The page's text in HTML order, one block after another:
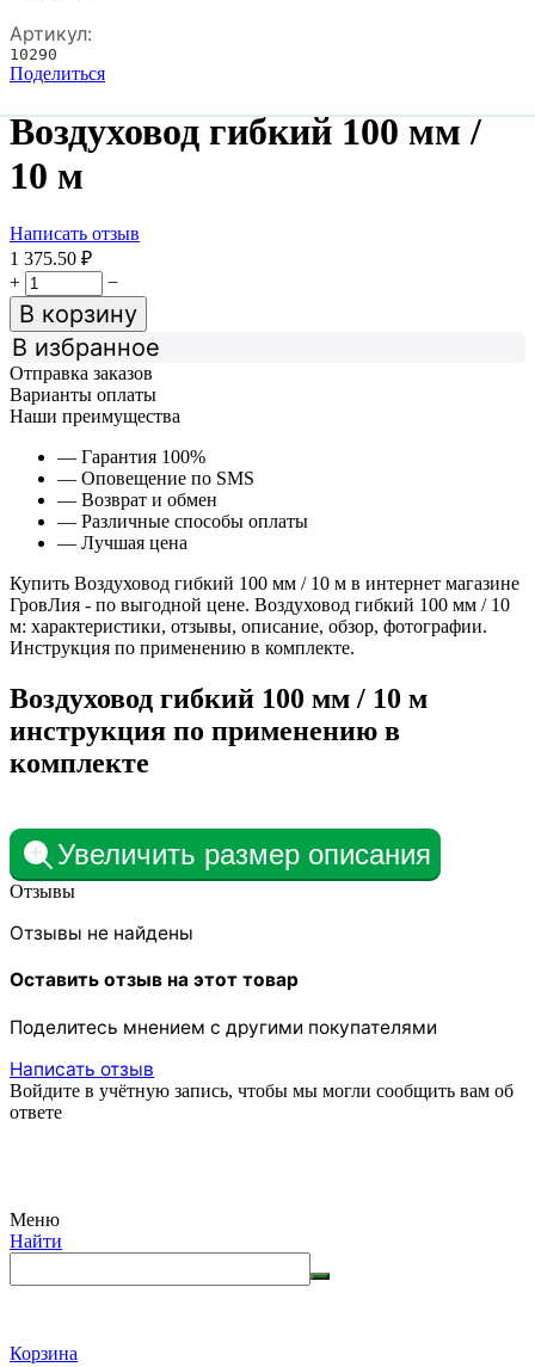
Артикул:
10290
Поделиться
Воздуховод гибкий 100 мм /
10 м
Написать отзыв
1 375.50 ₽
+
−
В корзину
В избранное
Отправка заказов
Варианты оплаты
Наши преимущества
— Гарантия 100%
— Оповещение по SMS
— Возврат и обмен
— Различные способы оплаты
— Лучшая цена
Купить Воздуховод гибкий 100 мм / 10 м в интернет магазине
ГровЛия - по выгодной цене. Воздуховод гибкий 100 мм / 10
м: характеристики, отзывы, описание, обзор, фотографии.
Инструкция по применению в комплекте.
Воздуховод гибкий 100 мм / 10 м
инструкция по применению в
комплекте
Увеличить размер описания
Отзывы
Отзывы не найдены
Оставить отзыв на этот товар
Поделитесь мнением с другими покупателями
Написать отзыв
Войдите в учётную запись, чтобы мы могли сообщить вам об
ответе
Меню
Найти
Корзина